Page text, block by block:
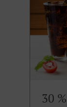
30